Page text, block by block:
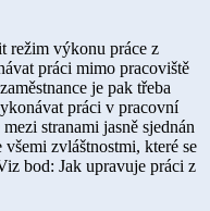
režim výkonu práce z
práci mimo pracoviště
je pak třeba
práci v pracovní
stranami jasně sjednán
zvláštnostmi, které se
bod: Jak upravuje práci z